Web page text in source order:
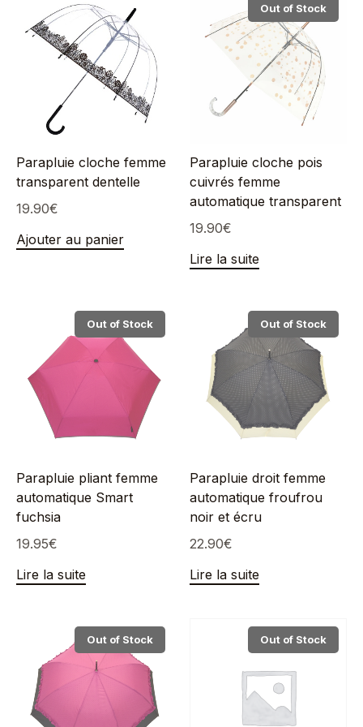
Parapluie cloche femme
transparent dentelle
19.90€
Ajouter au panier
Out of Stock
Parapluie cloche pois
cuivrés femme
automatique transparent
19.90€
Lire la suite
Out of Stock
Parapluie pliant femme
automatique Smart
fuchsia
19.95€
Lire la suite
Out of Stock
Parapluie droit femme
automatique froufrou
noir et écru
22.90€
Lire la suite
Out of Stock Out of Stock